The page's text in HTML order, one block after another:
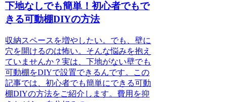
下地なしでも簡単！初心者でもで
きる可動棚DIYの方法
収納スペースを増やしたい。でも、壁に
穴を開けるのは怖い。そんな悩みを抱え
ていませんか？実は、下地がない壁でも
可動棚をDIYで設置できるんです。この
記事では、初心者でも簡単にできる可動
棚DIYの方法をご紹介します。費用を抑